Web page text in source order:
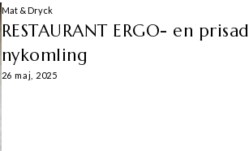
Mat & Dryck
RESTAURANT ERGO- en prisad
nykomling
26 maj, 2025